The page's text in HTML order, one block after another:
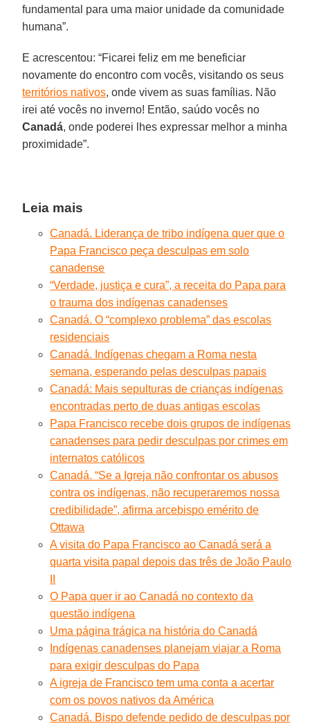
fundamental para uma maior unidade da comunidade
humana”.
E acrescentou: “Ficarei feliz em me beneficiar
novamente do encontro com vocês, visitando os seus
territórios nativos, onde vivem as suas famílias. Não
irei até vocês no inverno! Então, saúdo vocês no
Canadá, onde poderei lhes expressar melhor a minha
proximidade”.
Leia mais
Canadá. Liderança de tribo indígena quer que o
Papa Francisco peça desculpas em solo
canadense
“Verdade, justiça e cura”, a receita do Papa para
o trauma dos indígenas canadenses
Canadá. O “complexo problema” das escolas
residenciais
Canadá. Indígenas chegam a Roma nesta
semana, esperando pelas desculpas papais
Canadá: Mais sepulturas de crianças indígenas
encontradas perto de duas antigas escolas
Papa Francisco recebe dois grupos de indígenas
canadenses para pedir desculpas por crimes em
internatos católicos
Canadá. “Se a Igreja não confrontar os abusos
contra os indígenas, não recuperaremos nossa
credibilidade”, afirma arcebispo emérito de
Ottawa
A visita do Papa Francisco ao Canadá será a
quarta visita papal depois das três de João Paulo
O Papa quer ir ao Canadá no contexto da
questão indígena
Uma página trágica na história do Canadá
Indígenas canadenses planejam viajar a Roma
para exigir desculpas do Papa
A igreja de Francisco tem uma conta a acertar
com os povos nativos da América
Canadá. Bispo defende pedido de desculpas por